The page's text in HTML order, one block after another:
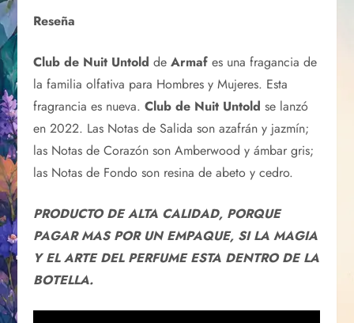
Reseña
Club de Nuit Untold deArmaf es una fragancia de
la familia olfativa para Hombres y Mujeres. Esta
fragrancia es nueva.Club de Nuit Untold se lanzó
en 2022. Las Notas de Salida son azafrán y jazmín;
las Notas de Corazón son Amberwood y ámbar gris;
las Notas de Fondo son resina de abeto y cedro.
PRODUCTO DE ALTA CALIDAD, PORQUE
PAGAR MAS POR UN EMPAQUE, SI LA MAGIA
Y EL ARTE DEL PERFUME ESTA DENTRO DE LA
BOTELLA.